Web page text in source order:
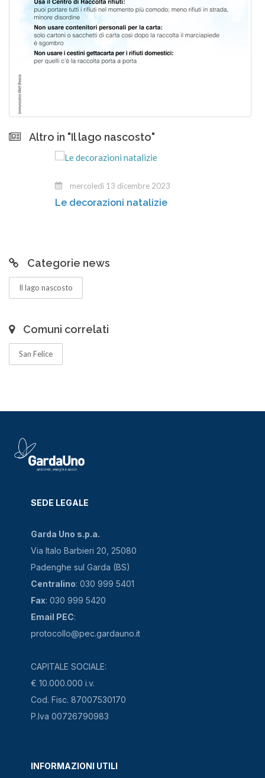
Altro in "Il lago nascosto"
mercoledì 13 dicembre 2023
Le decorazioni natalizie
Categorie news
Il lago nascosto
Comuni correlati
San Felice
SEDE LEGALE
Garda Uno s.p.a.
Via Italo Barbieri 20, 25080
Padenghe sul Garda (BS)
Centralino: 030 999 5401
Fax: 030 999 5420
Email PEC:
protocollo@pec.gardauno.it
CAPITALE SOCIALE:
€ 10.000.000 i.v.
Cod. Fisc. 87007530170
P.Iva 00726790983
INFORMAZIONI UTILI